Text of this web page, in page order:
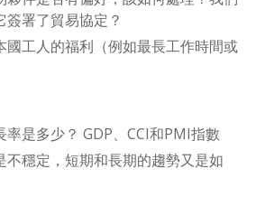
簽署了貿易協定？
國工人的福利（例如最長工作時間或
率是多少？ GDP、CCI和PMI指數
不穩定，短期和長期的趨勢又是如